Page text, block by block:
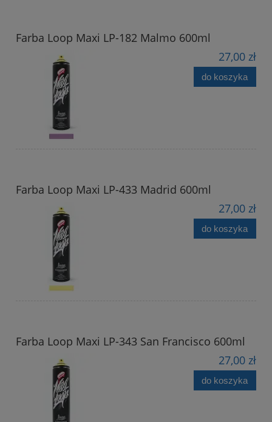
Farba Loop Maxi LP-182 Malmo 600ml
27,00 zł
do koszyka
Farba Loop Maxi LP-433 Madrid 600ml
27,00 zł
do koszyka
Farba Loop Maxi LP-343 San Francisco 600ml
27,00 zł
do koszyka